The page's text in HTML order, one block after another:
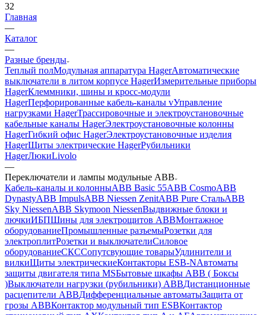
32
Главная
—
Каталог
—
Разные бренды
Теплый полМодульная аппаратура HagerАвтоматические
выключатели в литом корпусе HagerИзмерительные приборы
HagerКлеммники, шины и кросс-модули
HagerПерфорированные кабель-каналы vУправление
нагрузками HagerТрассировочные и электроустановочные
кабельные каналы HagerЭлектроустановочные колонны
HagerГибкий офис HagerЭлектроустановочные изделия
HagerЩиты электрические HagerРубильники
HagerЛюкиLivolo
—
Переключатели и лампы модульные ABB
Кабель-каналы и колонныABB Basic 55ABB CosmoABB
DynastyABB ImpulsABB Niessen ZenitABB Pure СтальABB
Sky NiessenABB Skymoon NiessenВыдвижные блоки и
лючкиИБПШины для электрощитов АВВМонтажное
оборудованиеПромышленные разъемыРозетки для
электроплитРозетки и выключателиСиловое
оборудованиеСКССопутсвующие товарыУдлинители и
вилкиЩиты электрическиеКонтакторы ESB-NАвтоматы
защиты двигателя типа MSБытовые шкафы ABB ( Боксы
)Выключатели нагрузки (рубильники) ABBДистанционные
расцепители ABBДифференциальные автоматыЗащита от
грозы ABBКонтактор модульный тип ESBКонтактор